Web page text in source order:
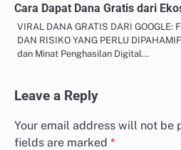
Cara Dapat Dana Gratis dari
VIRAL DANA GRATIS DARI GOOGLE:
DAN RISIKO YANG PERLU
dan Minat Penghasilan Digital…
Leave a Reply
Your email address will not be
fields are marked *